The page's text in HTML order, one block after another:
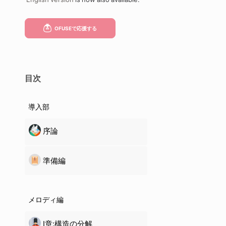
目次
導入部
序論
準備編
メロディ編
Ⅰ章:構造の分解